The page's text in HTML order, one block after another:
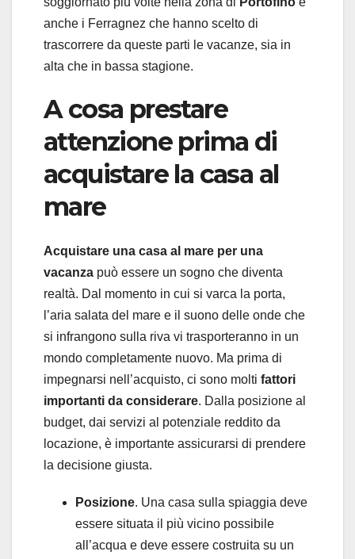
anche i Ferragnez che hanno scelto di
trascorrere da queste parti le vacanze, sia in
alta che in bassa stagione.
A cosa prestare
attenzione prima di
acquistare la casa al
mare
Acquistare una casa al mare per una
vacanza può essere un sogno che diventa
realtà. Dal momento in cui si varca la porta,
l’aria salata del mare e il suono delle onde che
si infrangono sulla riva vi trasporteranno in un
mondo completamente nuovo. Ma prima di
impegnarsi nell’acquisto, ci sono molti fattori
importanti da considerare. Dalla posizione al
budget, dai servizi al potenziale reddito da
locazione, è importante assicurarsi di prendere
la decisione giusta.
Posizione. Una casa sulla spiaggia deve
essere situata il più vicino possibile
all’acqua e deve essere costruita su un